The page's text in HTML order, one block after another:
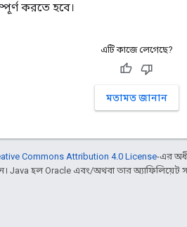
করতে হবে।
এটি কাজে লেগেছে?
মতামত জানান
Commons Attribution 4.0 License-এর
Java হল Oracle এবং/অথবা তার অ্যাফিলিয়েট